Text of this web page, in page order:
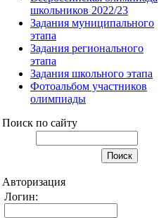
школьников 2022/23
Задания муниципального
этапа
Задания регионального
этапа
Задания школьного этапа
Фотоальбом участников
олимпиады
Поиск по сайту
Авторизация
Логин: